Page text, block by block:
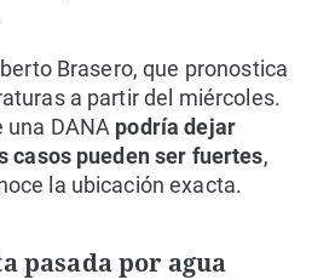
Brasero, que pronostica
a partir del miércoles.
una DANA podría dejar
casos pueden ser fuertes,
la ubicación exacta.
pasada por agua